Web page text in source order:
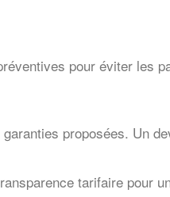
pour éviter les
proposées. Un
tarifaire pour